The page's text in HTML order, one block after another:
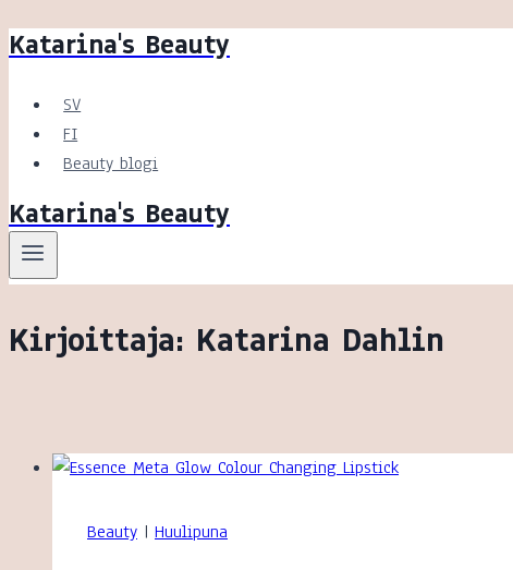
Siirry
Katarina's Beauty
SV
FI
Beauty blogi
Katarina's Beauty
Kirjoittaja: Katarina Dahlin
Beauty | Huulipuna